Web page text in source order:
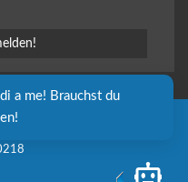
L. onlus - P. IVA e C.F.
a me! Brauchst du